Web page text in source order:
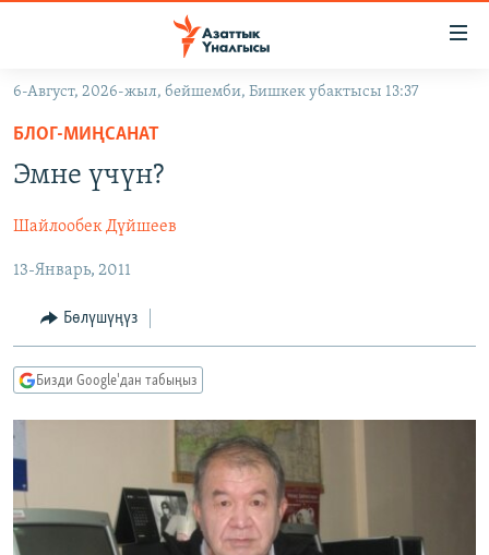
Навигацияга
өтүңүз
Издөөгө
салыңызКЫРГЫЗСТАН
САЯСАТ
ЭКОНОМИКА
МАДАНИЯТ
ДҮЙНӨ
БОРБОР АЗИЯ
УКРАИНА
АТАЙЫН ИЛИКТӨӨ
ТВ ПРОГРАММАЛАР
БҮГҮН АЗАТТЫКТА
ЭКСПЕРТТЕР ТАЛДАЙТ
ЭЖЕ-СИҢДИЛЕР
ПОДКАСТ
ӨЗГӨЧӨ ПИКИР
ОНЛАЙН ШЕРИНЕ
6-Август, 2026-жыл, бейшемби, Бишкек убактысы 13:37
БЛОГ-МИҢСАНАТ
Эмне үчүн?
Шайлообек Дүйшеев
13-Январь, 2011
Бөлүшүңүз
Бизди Google'дан табыңыз